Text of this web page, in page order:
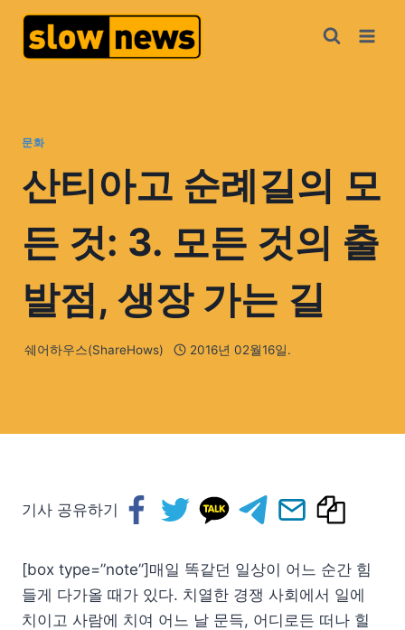
문화
산티아고 순례길의 모
든 것: 3. 모든 것의 출
발점, 생장 가는 길
쉐어하우스(ShareHows) 2016년 02월16일.
기사 공유하기
[box type=”note”]매일 똑같던 일상이 어느 순간 힘
들게 다가올 때가 있다. 치열한 경쟁 사회에서 일에
치이고 사람에 치여 어느 날 문득, 어디로든 떠나 힐